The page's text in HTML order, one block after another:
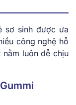
sơ sinh được ưa
công nghệ hỗ
luôn dễ chịu